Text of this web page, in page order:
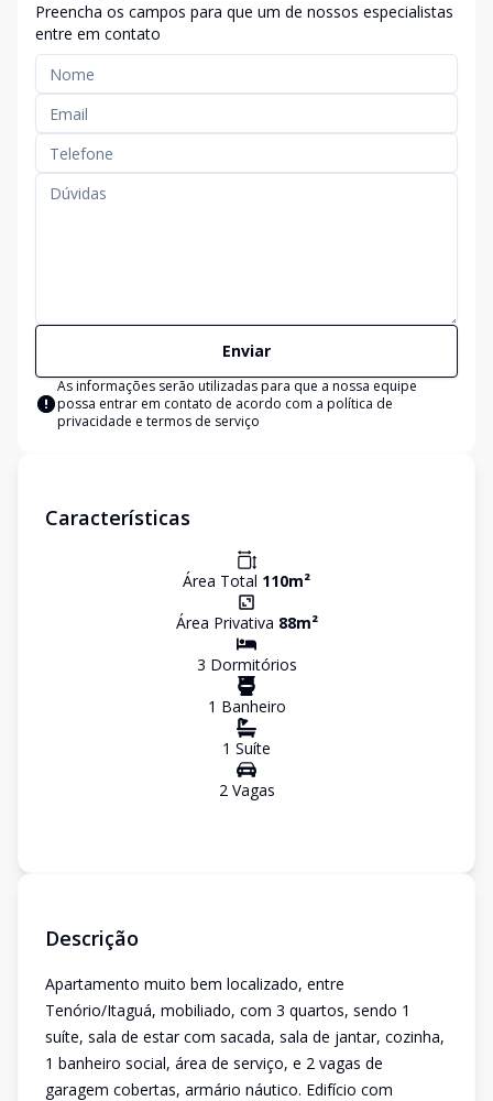
Preencha os campos para que um de nossos especialistas
entre em contato
Enviar
As informações serão utilizadas para que a nossa equipe
possa entrar em contato de acordo com a política de
privacidade e termos de serviço
Características
Área Total 110m²
Área Privativa 88m²
3 Dormitórios
1 Banheiro
1 Suíte
2Vagas
Descrição
Apartamento muito bem localizado, entre
Tenório/Itaguá, mobiliado, com 3 quartos, sendo 1
suíte, sala de estar com sacada, sala de jantar, cozinha,
1 banheiro social, área de serviço, e 2 vagas de
garagem cobertas, armário náutico. Edifício com